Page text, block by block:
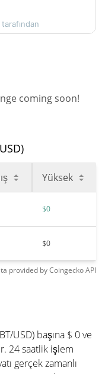
coming soon!
Yüksek
$0
$0
provided byCoingeckoAPI
USD) başına $ 0 ve
24 saatlik işlem
gerçek zamanlı